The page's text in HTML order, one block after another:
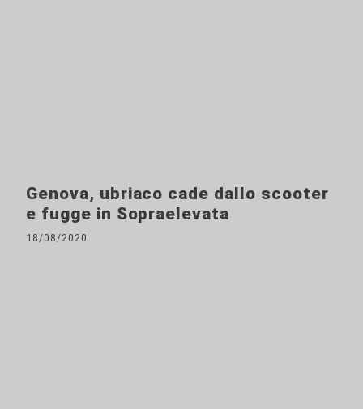
Genova, ubriaco cade dallo scooter
e fugge in Sopraelevata
18/08/2020